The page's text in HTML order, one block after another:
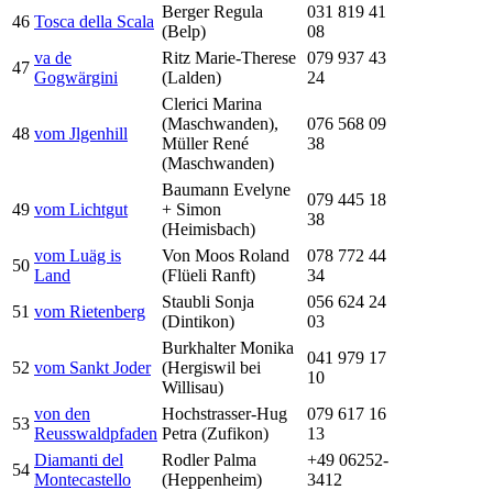
46 Tosca della Scala
Berger Regula
(Belp)
031 819 41
08
47
va de
Gogwärgini
Ritz Marie-Therese
(Lalden)
079 937 43
24
48 vom Jlgenhill
Clerici Marina
(Maschwanden),
Müller René
(Maschwanden)
076 568 09
38
49 vom Lichtgut
Baumann Evelyne
+ Simon
(Heimisbach)
079 445 18
38
50
vom Luäg is
Land
Von Moos Roland
(Flüeli Ranft)
078 772 44
34
51 vom Rietenberg
Staubli Sonja
(Dintikon)
056 624 24
03
52 vom Sankt Joder
Burkhalter Monika
(Hergiswil bei
Willisau)
041 979 17
10
53
von den
Reusswaldpfaden
Hochstrasser-Hug
Petra (Zufikon)
079 617 16
13
54
Diamanti del
Montecastello
Rodler Palma
(Heppenheim)
+49 06252-
3412